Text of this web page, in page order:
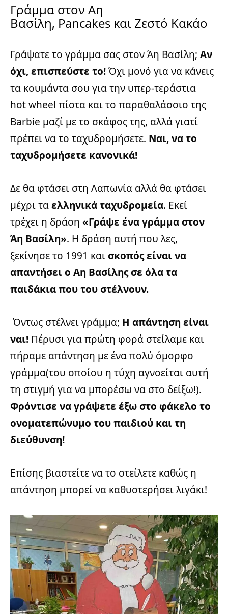
Γράμμα στον Αη
Βασίλη, Pancakes και Ζεστό Κακάο
Γράψατε το γράμμα σας στον Άη Βασίλη; Αν
όχι, επισπεύστε το!Όχι μονό για να κάνεις
τα κουμάντα σου για την υπερ-τεράστια
hot wheel πίστα και το παραθαλάσσιο της
Barbie μαζί με το σκάφος της, αλλά γιατί
πρέπει να το ταχυδρομήσετε. Ναι, να το
ταχυδρομήσετε κανονικά!
Δε θα φτάσει στη Λαπωνία αλλά θα φτάσει
μέχρι ταελληνικά ταχυδρομεία. Εκεί
τρέχει η δράση «Γράψε ένα γράμμα στον
Άη Βασίλη». Η δράση αυτή που λες,
ξεκίνησε το 1991 καισκοπός είναι να
απαντήσει ο Αη Βασίλης σε όλα τα
παιδάκια που του στέλνουν.
Όντως στέλνει γράμμα; Η απάντηση είναι
ναι! Πέρυσι για πρώτη φορά στείλαμε και
πήραμε απάντηση με ένα πολύ όμορφο
γράμμα(του οποίου η τύχη αγνοείται αυτή
τη στιγμή για να μπορέσω να στο δείξω!).
Φρόντισε να γράψετε έξω στο φάκελο το
ονοματεπώνυμο του παιδιού και τη
διεύθυνση!
Επίσης βιαστείτε να το στείλετε καθώς η
απάντηση μπορεί να καθυστερήσει λιγάκι!